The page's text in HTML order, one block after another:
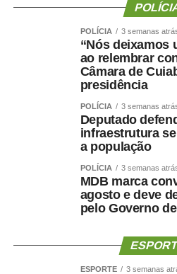
POLÍCIA 3 semanas
“Nós deixamos
ao relembrar
Câmara de
presidência
POLÍCIA 3 semanas
Deputado
infraestrutura
a população
POLÍCIA 3 semanas
MDB marca
agosto e deve
pelo Governo
ESPORTE 3 semanas